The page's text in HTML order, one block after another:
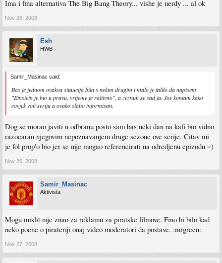
Ima i fina alternativa The Big Bang Theory... vishe je nerdy ... al ok
Nov 26, 2008
Esh
HWB
Samir_Masinac said:
Bas je jednom ovakva sitaucija bila s nekim drugim i malo je falilo da napisem
"Einstein je bio u pravu, vrijeme je raltivno", a zeznuh se sad ja. Jos kontam kako
covjek voli seriju a ovako slabo informisan.
Dog se morao javiti u odbranu posto sam bas neki dan na kafi bio vidno
razocaran njegovim nepoznavanjem druge sezone ove serije. Citav mi
je fol prop'o bio jer se nije mogao referencirati na odredjenu epizodu =)
Nov 26, 2008
Samir_Masinac
Aktivista
Mogu mislit nije znao za reklamu za piratske filmove. Fino bi bilo kad
neko pocne o pirateriji onaj video moderatori da postave. :mrgreen:
Nov 27, 2008